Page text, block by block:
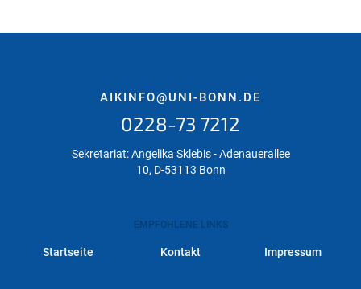
AIKINFO@UNI-BONN.DE
0228-73 7212
Sekretariat: Angelika Sklebis - Adenauerallee
10, D-53113 Bonn
EMPFOHLENE LINKS
Startseite Kontakt Impressum